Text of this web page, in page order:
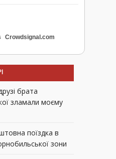
Crowdsignal.com
брата
зламали моєму
поїздка в
зони